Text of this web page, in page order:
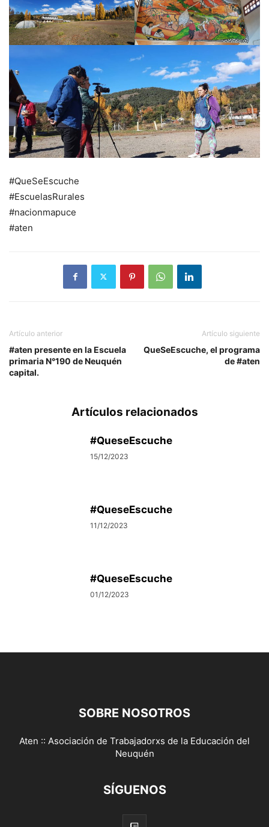
#QueSeEscuche
#EscuelasRurales
#nacionmapuce
#aten
Artículo anterior
#aten presente en la Escuela
primaria N°190 de Neuquén
capital.
Artículo siguiente
QueSeEscuche, el programa
de #aten
Artículos relacionados
#QueseEscuche
15/12/2023
#QueseEscuche
11/12/2023
#QueseEscuche
01/12/2023
SOBRE NOSOTROS
Aten :: Asociación de Trabajadorxs de la Educación del
Neuquén
SÍGUENOS